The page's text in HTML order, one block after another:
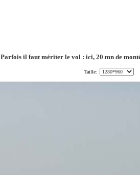
Parfois il faut mériter le vol : ici, 20 mn de
Taille: